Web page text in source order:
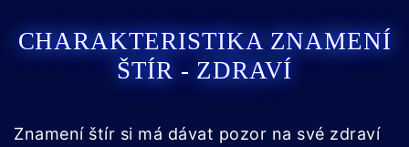
CHARAKTERISTIKA ZNAMENÍ
ŠTÍR - ZDRAVÍ
Znamení štír si má dávat pozor na své zdraví